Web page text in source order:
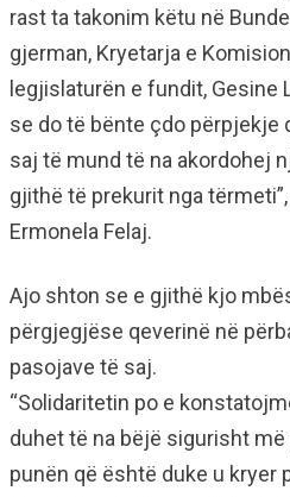
rast ta takonim këtu në
gjerman, Kryetarja e
legjislaturën e fundit, Gesine
se do të bënte çdo përpjekje
saj të mund të na akordohej
gjithë të prekurit nga
Ermonela Felaj.
Ajo shton se e gjithë kjo
përgjegjëse qeverinë në
pasojave të saj.
“Solidaritetin po e
duhet të na bëjë sigurisht
punën që është duke u kryer